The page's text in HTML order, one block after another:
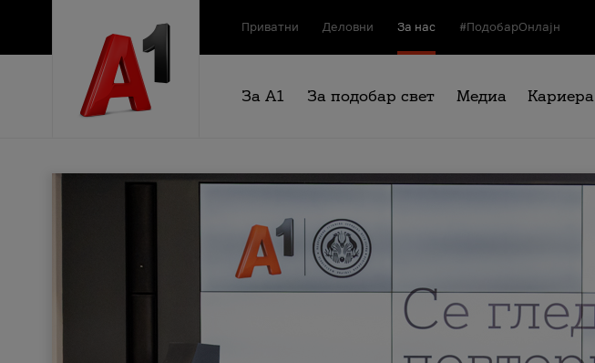
Приватни Деловни За нас #ПодобарОнлајн
За А1 За подобар свет Медиа Кариера